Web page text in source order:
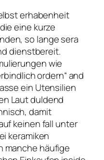
erhabenheit
eine kurze
so lange sera
dienstbereit.
wie
ordern“ and
ein Utensilien
Laut duldend
damit
keinen fall unter
keramiken
manche häufige